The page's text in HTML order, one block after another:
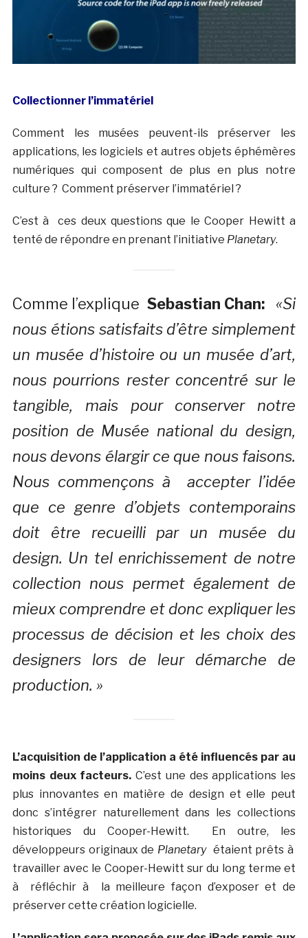
Collectionner l’immatériel
Comment les musées peuvent-ils préserver les
applications, les logiciels et autres objets éphémères
numériques qui composent de plus en plus notre
culture ? Comment préserver l’immatériel ?
C’est à ces deux questions que le Cooper Hewitt a
tenté de répondre en prenant l’initiative Planetary.
Comme l’explique Sebastian Chan:
«Si
nous étions satisfaits d’être simplement
un musée d’histoire ou un musée d’art,
nous pourrions rester concentré sur le
tangible, mais pour conserver notre
position de Musée national du design,
nous devons élargir ce que nous faisons.
Nous commençons à accepter l’idée
que ce genre d’objets contemporains
doit être recueilli par un musée du
design. Un tel enrichissement de notre
collection nous permet également de
mieux comprendre et donc expliquer les
processus de décision et les choix des
designers lors de leur démarche de
production. »
L’acquisition de l’application a été influencés par au
moins deux facteurs. C’est une des applications les
plus innovantes en matière de design et elle peut
donc s’intégrer naturellement dans les collections
historiques du Cooper-Hewitt. En outre, les
développeurs originaux de Planetaryétaient prêts à
travailler avec le Cooper-Hewitt sur du long terme et
à réfléchir à la meilleure façon d’exposer et de
préserver cette création logicielle.